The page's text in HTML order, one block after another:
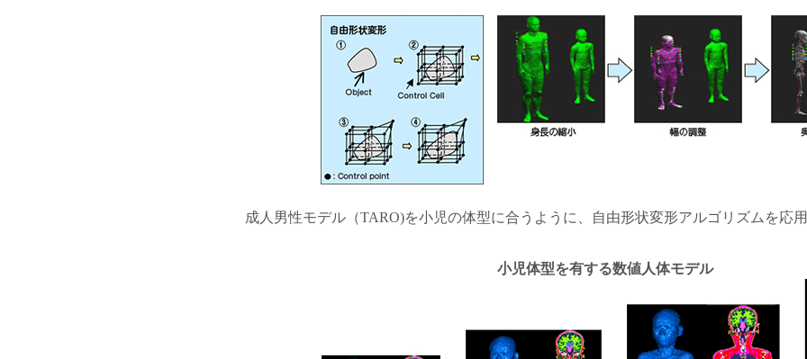
成人男性モデル（TARO)を小児の体型に合うように、自由形状変形アルゴリズムを応
小児体型を有する数値人体モデル